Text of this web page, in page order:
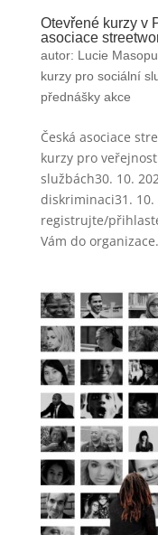
Otevřené kurzy v
asociace
autor: Lucie
kurzy pro sociální
přednášky akce
Česká asociace
kurzy pro
službách30. 10.
diskriminaci31. 10.
registrujte/
Vám do